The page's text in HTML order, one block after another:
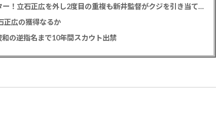
カープドラ1平川蓮！187cmのスイッチヒッター！立石正広を外し2度目の重複も新井監督がクジを引き当てる！【ドラフト会議2025】
正広の獲得なるか
の逆指名まで10年間スカウト出禁